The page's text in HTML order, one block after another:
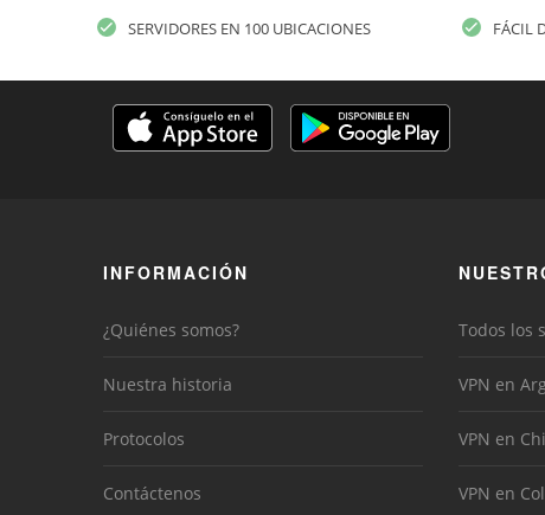
SERVIDORES EN 100 UBICACIONES FÁCIL
INFORMACIÓN
¿Quiénes somos?
Nuestra historia
Protocolos
Contáctenos
Todos los
VPN en
VPN en
VPN en